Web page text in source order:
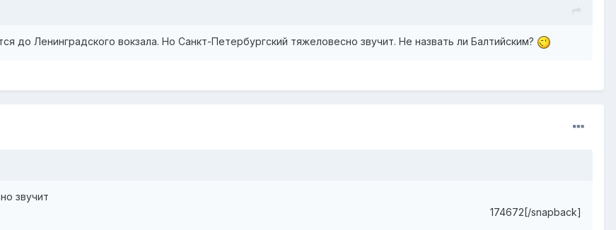
до Ленинградского вокзала. Но Санкт-Петербургский тяжеловесно звучит. Не назвать ли Балтийским?
звучит
174672[/snapback]